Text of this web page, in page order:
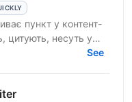
цитують, несуть у
і через який...See